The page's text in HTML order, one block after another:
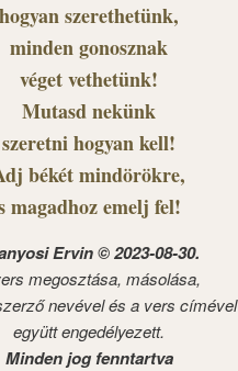
hogyan szerethetünk,
minden gonosznak
véget vethetünk!
Mutasd nekünk
szeretni hogyan kell!
békét mindörökre,
magadhoz emelj fel!
Ervin © 2023-08-30.
megosztása, másolása,
nevével és a vers címével
együtt engedélyezett.
Minden jog fenntartva